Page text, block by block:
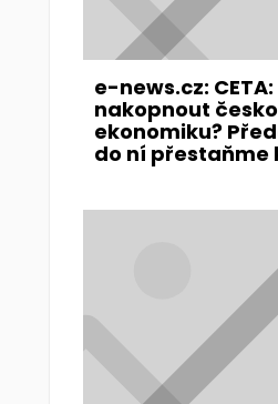
e-news.cz:
nakopnout
ekonomiku?
do ní přestaňme